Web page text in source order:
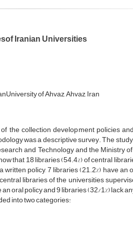
Iranian Universities
of Ahvaz, Ahvaz, Iran
the collection development policies
was a descriptive survey. The
and Technology and the Ministry
that 18 libraries (54.4%) of central
policy, 7 libraries (21.2%) have an
libraries of the universities
oral policy and 9 libraries (32/1%) lack
into two categories: